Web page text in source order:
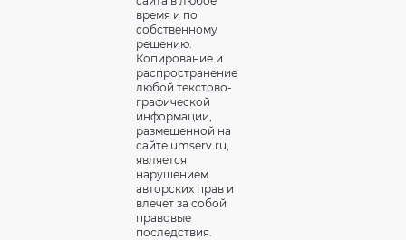
время и по
собственному
решению.
Копирование и
распространение
любой текстово-
графической
информации,
размещенной на
сайте umserv.ru,
является
нарушением
авторских прав и
влечет за собой
правовые
последствия.